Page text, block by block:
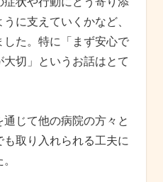
に支えていくかなど、
た。特に「まず安心で
切」というお話はとて
じて他の病院の方々と
取り入れられる工夫に